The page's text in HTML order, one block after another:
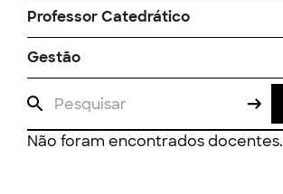
Professor Catedrático
Gestão
Não foram encontrados docentes.